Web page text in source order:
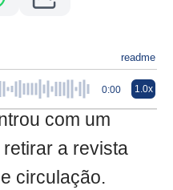
readme
0:00 1.0x
com um
a revista
circulação.